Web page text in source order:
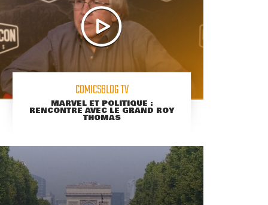
COMICSBLOG TV
MARVEL ET POLITIQUE :
RENCONTRE AVEC LE GRAND ROY
THOMAS